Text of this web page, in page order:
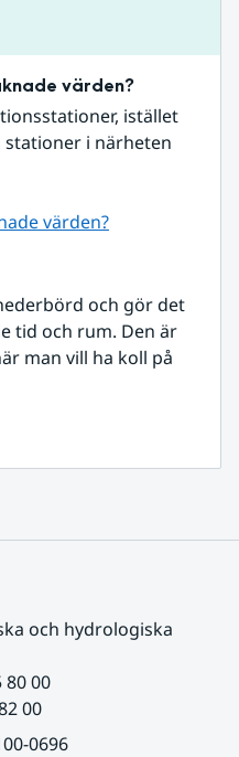
värden?
istället
i närheten
värden?
och gör det
tid och rum. Den är
man vill ha koll på
och hydrologiska
80 00
00
0696